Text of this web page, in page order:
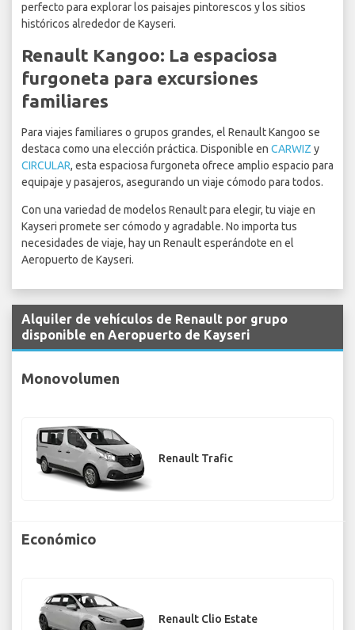
perfecto para explorar los paisajes pintorescos y los sitios
históricos alrededor de Kayseri.
Renault Kangoo: La espaciosa
furgoneta para excursiones
familiares
Para viajes familiares o grupos grandes, el Renault Kangoo se
destaca como una elección práctica. Disponible en CARWIZ y
CIRCULAR, esta espaciosa furgoneta ofrece amplio espacio para
equipaje y pasajeros, asegurando un viaje cómodo para todos.
Con una variedad de modelos Renault para elegir, tu viaje en
Kayseri promete ser cómodo y agradable. No importa tus
necesidades de viaje, hay un Renault esperándote en el
Aeropuerto de Kayseri.
Alquiler de vehículos de Renault por grupo
disponible en Aeropuerto de Kayseri
Monovolumen
Renault Trafic
Económico
Renault Clio Estate